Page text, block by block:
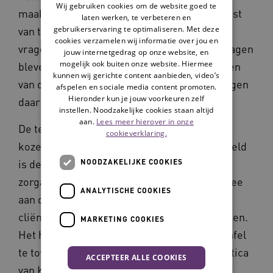
maakten we een longlist en later een shortlist
van technologieën die een antwoord op die
vragen konden geven.” De gekozen cliëntvragen
bleven de leidraad tijdens het implementeren
van de technologieën, vertelt Boon. “We gingen
daar steeds naar terug.”
De technologieën waarvoor de organisaties
kozen dienen duidelijke doelen. Een voorbeeld
is de Kookapp. Deze app, waar de
zorgaanbieders Amerpoort en Reinaerde mee
aan de slag zijn gegaan, is ontwikkeld om
cliënten leuk, lekker en gezond te leren koken.
Het helpt hen om (deels) zelf een diner op tafel
te toveren. Een ander voorbeeld is de domotica
van Koraal. Deze organisatie zet uitluister-,
Wij gebruiken cookies om de website goed te
laten werken, te verbeteren en
gebruikerservaring te optimaliseren. Met deze
cookies verzamelen wij informatie over jou en
jouw internetgedrag op onze website, en
mogelijk ook buiten onze website. Hiermee
kunnen wij gerichte content aanbieden, video’s
afspelen en sociale media content promoten.
Hieronder kun je jouw voorkeuren zelf
instellen. Noodzakelijke cookies staan altijd
aan. Lees meer hierover in onze
cookieverklaring.
NOODZAKELIJKE COOKIES
ANALYTISCHE COOKIES
MARKETING COOKIES
ACCEPTEER ALLE COOKIES